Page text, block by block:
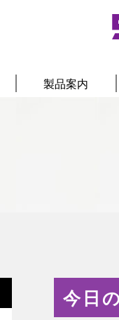
製品案内
今日